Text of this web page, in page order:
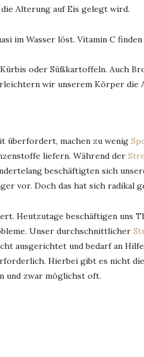
Alterung auf Eis gelegt wird.
im Wasser löst. Vitamin C
oder Süßkartoffeln. Auch
wir unserem Körper die
überfordert, machen zu wenig
liefern. Während der
beschäftigten sich
vor. Doch das hat sich radikal
Heutzutage beschäftigen uns
Unser durchschnittlicher
ausgerichtet und bedarf an Hilfe
Hierbei gibt es nicht
und zwar möglichst oft.